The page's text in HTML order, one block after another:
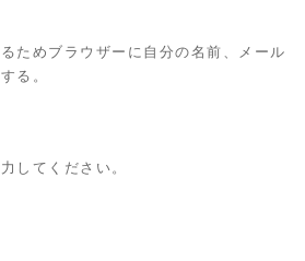
ためブラウザーに自分の名前、メール
る。
してください。